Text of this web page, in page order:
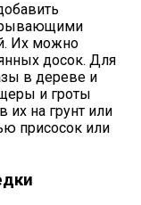
Их можно
досок. Для
в дереве и
и гроты
на грунт или
присосок или